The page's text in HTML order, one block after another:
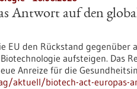
Antwort auf den
EU den Rückstand gegenüber
aufsteigen. Das
Anreize für die
aktuell/biotech-act-europas-